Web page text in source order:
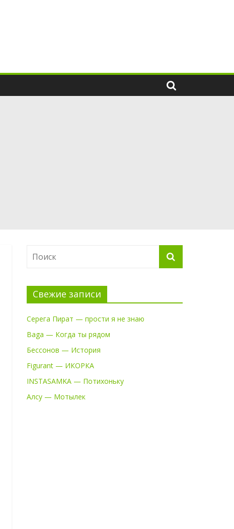
Свежие записи
Серега Пират — прости я не знаю
Baga — Когда ты рядом
Бессонов — История
Figurant — ИКОРКА
INSTASAMKA — Потихоньку
Алсу — Мотылек